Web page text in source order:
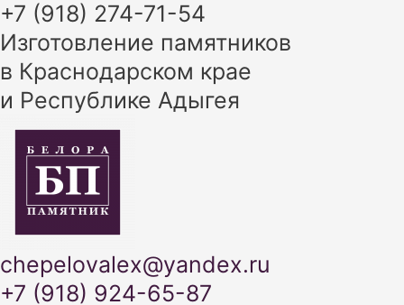
+7 (918) 274-71-54
Изготовление памятников
в Краснодарском крае
и Республике Адыгея
chepelovalex@yandex.ru
+7 (918) 924-65-87